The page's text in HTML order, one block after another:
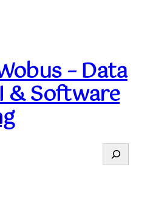
– Data
& Software
Suchen